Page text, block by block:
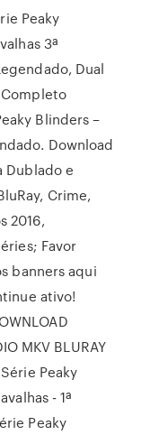
Peaky
3ª
Dual
Completo
Blinders –
Download
Dublado e
Crime,
2016,
Favor
banners aqui
ativo!
MKV BLURAY
Peaky
- 1ª
Peaky